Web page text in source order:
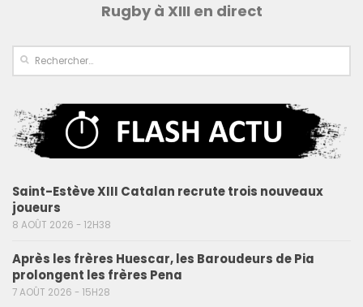
Rugby à XIII en direct
Saint-Estève XIII Catalan recrute trois nouveaux
joueurs
8 AOÛT 2026 - 12H38
Après les frères Huescar, les Baroudeurs de Pia
prolongent les frères Pena
7 AOÛT 2026 - 15H28